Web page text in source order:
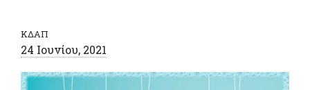
ΚΔΑΠ
24 Ιουνίου, 2021